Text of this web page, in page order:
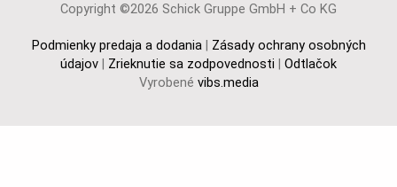
Copyright ©2026 Schick Gruppe GmbH + Co KG
Podmienky predaja a dodania| Zásady ochrany osobných
údajov | Zrieknutie sa zodpovednosti | Odtlačok
Vyrobené vibs.media